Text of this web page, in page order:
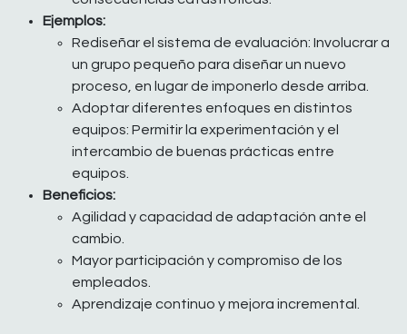
Ejemplos:
Rediseñar el sistema de evaluación: Involucrar a
un grupo pequeño para diseñar un nuevo
proceso, en lugar de imponerlo desde arriba.
Adoptar diferentes enfoques en distintos
equipos: Permitir la experimentación y el
intercambio de buenas prácticas entre
equipos.
Beneficios:
Agilidad y capacidad de adaptación ante el
cambio.
Mayor participación y compromiso de los
empleados.
Aprendizaje continuo y mejora incremental.